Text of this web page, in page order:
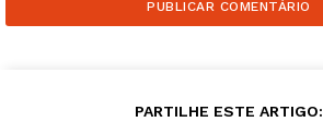
PARTILHE ESTE ARTIGO: